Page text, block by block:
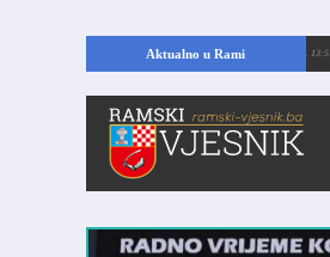
Aktualno u Rami
temelje kuće, pronašao vrijedne arheološke ostatke